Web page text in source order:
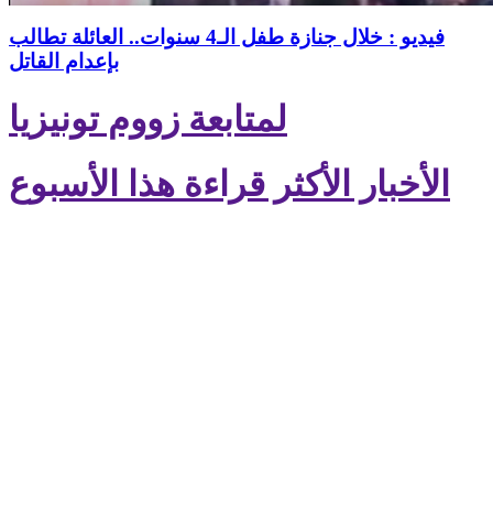
فيديو : خلال جنازة طفل الـ4 سنوات.. العائلة تطالب
بإعدام القاتل
لمتابعة زووم تونيزيا
الأخبار الأكثر قراءة هذا الأسبوع